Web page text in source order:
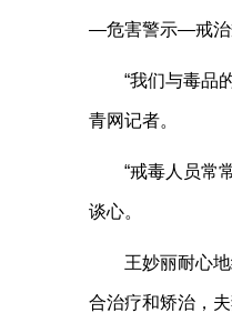
—危害警示—戒治
“我们与毒品
青网记者。
“戒毒人员常
谈心。
王妙丽耐心
合治疗和矫治，